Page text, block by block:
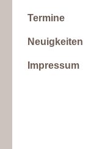
Termine
Neuigkeiten
Impressum